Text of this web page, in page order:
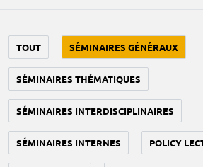
TOUT SÉMINAIRES GÉNÉRAUX
SÉMINAIRES THÉMATIQUES
SÉMINAIRES INTERDISCIPLINAIRES
SÉMINAIRES INTERNES POLICY